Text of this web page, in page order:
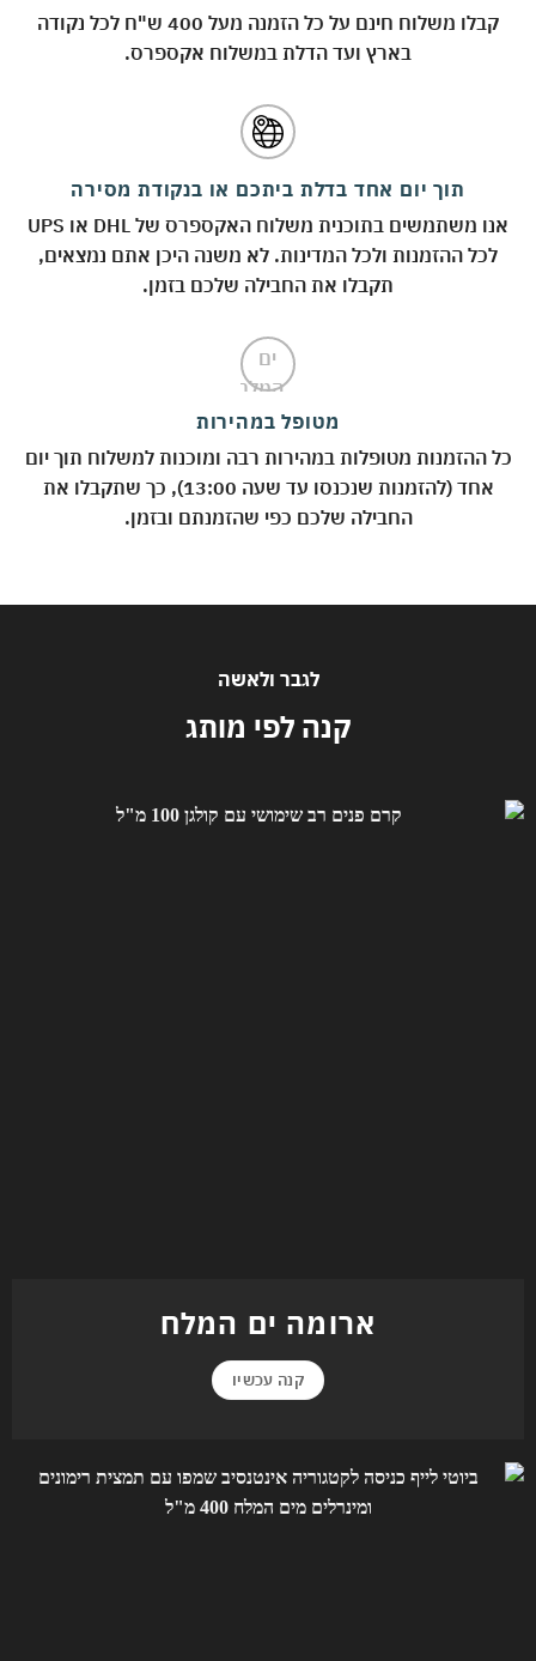
קבלו משלוח חינם על כל הזמנה מעל 400 ש"ח לכל נקודה
בארץ ועד הדלת במשלוח אקספרס.
תוך יום אחד בדלת ביתכם או בנקודת מסירה
אנו משתמשים בתוכנית משלוח האקספרס של DHL או UPS
לכל ההזמנות ולכל המדינות. לא משנה היכן אתם נמצאים,
תקבלו את החבילה שלכם בזמן.
מטופל במהירות
כל ההזמנות מטופלות במהירות רבה ומוכנות למשלוח תוך יום
אחד (להזמנות שנכנסו עד שעה 13:00), כך שתקבלו את
החבילה שלכם כפי שהזמנתם ובזמן.
לגבר ולאשה
קנה לפי מותג
ארומה ים המלח
קנה עכשיו